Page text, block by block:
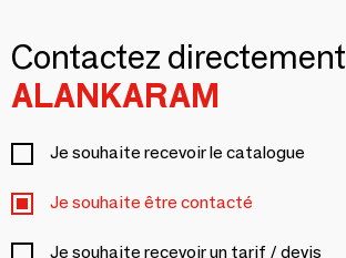
Contactez directement
ALANKARAM
Je souhaite recevoir le catalogue
Je souhaite être contacté
Je souhaite recevoir un tarif / devis